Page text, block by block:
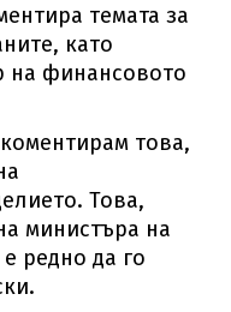
темата за
като
на финансовото
това,
Това,
министъра на
редно да го